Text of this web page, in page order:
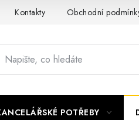
Kontakty Obchodní
POTŘEBY